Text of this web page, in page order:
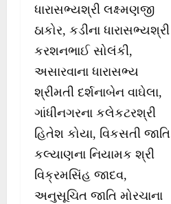
ધારાસભ્યશ્રી લક્ષ્મણજી
ઠાકોર, કડીના ધારાસભ્યશ્રી
કરશનભાઈ સોલંકી,
અસારવાના ધારાસભ્ય
શ્રીમતી દર્શનાબેન વાઘેલા,
ગાંધીનગરના કલેકટરશ્રી
હિતેશ કોયા, વિકસતી જાતિ
કલ્યાણના નિયામક શ્રી
વિક્રમસિંહ જાદવ,
અનુસૂચિત જાતિ મોરચાના